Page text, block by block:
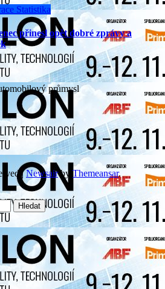
Statistika
přinesl opět dobré zprávy a
průmysl
|Newsairby Themeansar.